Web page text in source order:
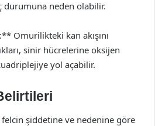
neden olabilir.
Omurilikteki kan akışını
sinir hücrelerine oksijen
yol açabilir.
şiddetine ve nedenine göre